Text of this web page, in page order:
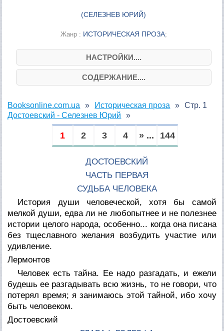
(СЕЛЕЗНЕВ ЮРИЙ)
Жанр : ИСТОРИЧЕСКАЯ ПРОЗА;
НАСТРОЙКИ....
СОДЕРЖАНИЕ....
Booksonline.com.ua
Историческая проза
Достоевский - Селезнев Юрий
Стр. 1
1 2 3 4 » ... 144
ДОСТОЕВСКИЙ
ЧАСТЬ ПЕРВАЯ
СУДЬБА ЧЕЛОВЕКА
История души человеческой, хотя бы самой
мелкой души, едва ли не любопытнее и не полезнее
истории целого народа, особенно... когда она писана
без тщеславного желания возбудить участие или
удивление.
Лермонтов
Человек есть тайна. Ее надо разгадать, и ежели
будешь ее разгадывать всю жизнь, то не говори, что
потерял время; я занимаюсь этой тайной, ибо хочу
быть человеком.
Достоевский